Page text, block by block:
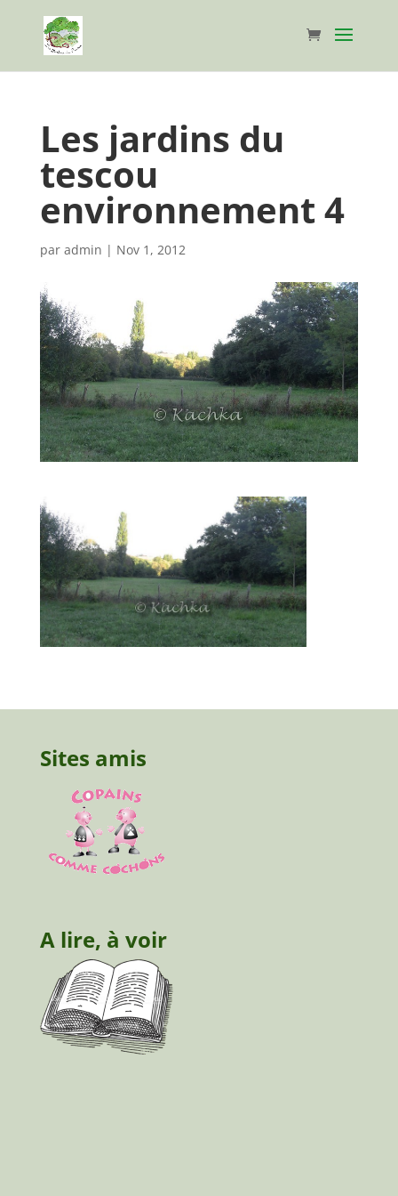
Les jardins du
tescou
environnement 4
par admin | Nov 1, 2012
Sites amis
A lire, à voir